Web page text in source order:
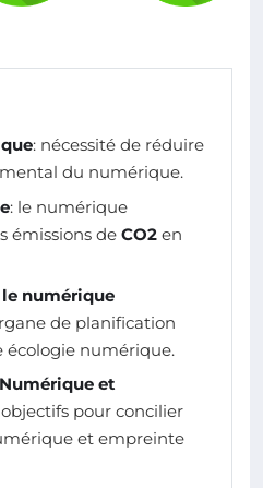
: nécessité de réduire
du numérique.
: le numérique
émissions de CO2 en
numérique
de planification
écologie numérique.
et
objectifs pour concilier
et empreinte